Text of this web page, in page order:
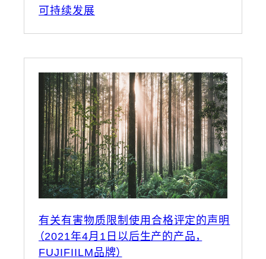
可持续发展
有关有害物质限制使用合格评定的声明
（2021年4月1日以后生产的产品，
FUJIFIILM品牌）